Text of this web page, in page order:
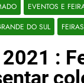
EVENTOS E
DO SUL
2021 :